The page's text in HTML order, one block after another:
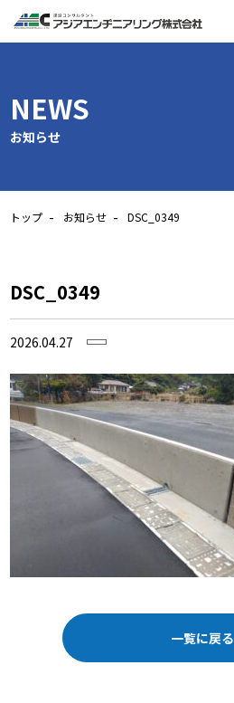
NEWS
お知らせ
トップ お知らせ DSC_0349
DSC_0349
2026.04.27
一覧に戻る